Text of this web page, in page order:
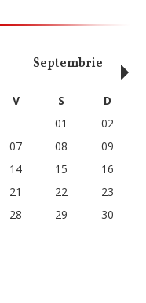
Septembrie
V S
D
01
02
07 08
09
14 15
16
21 22
23
28 29
30